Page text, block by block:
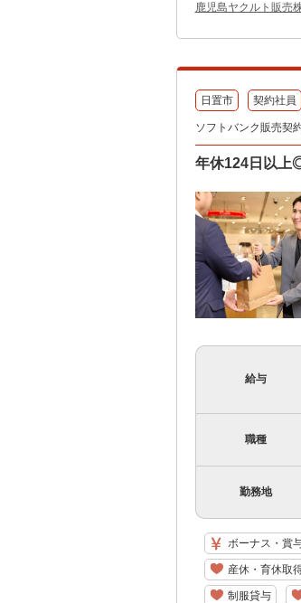
鹿児島ヤクルト販売
日置市 契約社員
ソフトバンク販売契
年休124日以上
給与
職種
勤務地
ボーナス・賞
産休・育休取
制服貸与